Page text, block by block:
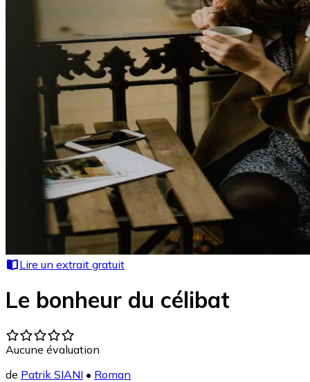
Lire un extrait gratuit
Le bonheur du célibat
Aucune évaluation
de Patrik SIANI • Roman